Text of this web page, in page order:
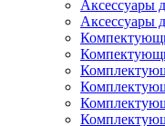
Аксессуары
Аксессуары